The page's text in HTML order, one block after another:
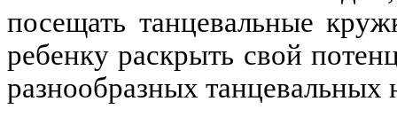
посещать танцевальные
ребенку раскрыть свой
разнообразных танцевальных